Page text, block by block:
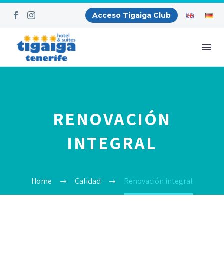
Acceso Tigaiga Club
RENOVACIÓN
INTEGRAL
Home Calidad Renovación integral